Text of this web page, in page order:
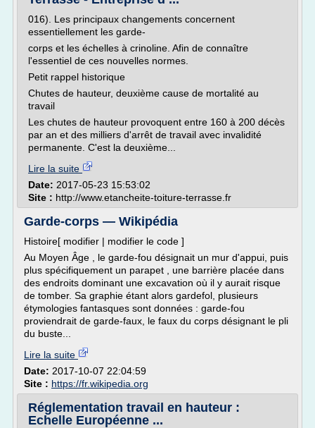
016). Les principaux changements concernent
essentiellement les garde-
corps et les échelles à crinoline. Afin de connaître
l'essentiel de ces nouvelles normes.
Petit rappel historique
Chutes de hauteur, deuxième cause de mortalité au
travail
Les chutes de hauteur provoquent entre 160 à 200 décès
par an et des milliers d'arrêt de travail avec invalidité
permanente. C'est la deuxième...
Lire la suite
Date: 2017-05-23 15:53:02
Site : http://www.etancheite-toiture-terrasse.fr
Garde-corps — Wikipédia
Histoire[ modifier | modifier le code ]
Au Moyen Âge , le garde-fou désignait un mur d'appui, puis
plus spécifiquement un parapet , une barrière placée dans
des endroits dominant une excavation où il y aurait risque
de tomber. Sa graphie étant alors gardefol, plusieurs
étymologies fantasques sont données : garde-fou
proviendrait de garde-faux, le faux du corps désignant le pli
du buste...
Lire la suite
Date: 2017-10-07 22:04:59
Site : https://fr.wikipedia.org
Réglementation travail en hauteur :
Echelle Européenne ...